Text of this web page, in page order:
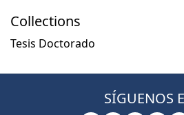
Collections
Tesis Doctorado
SÍGUENOS